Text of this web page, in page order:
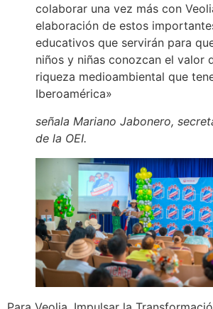
colaborar una vez más con
elaboración de estos
educativos que servirán para
niños y niñas conozcan el valor
riqueza medioambiental que
Iberoamérica»
señala Mariano Jabonero,
de la OEI.